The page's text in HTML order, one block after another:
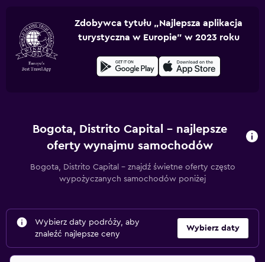
Zdobywca tytułu „Najlepsza aplikacja
turystyczna w Europie” w 2023 roku
Bogota, Distrito Capital – najlepsze
oferty wynajmu samochodów
Bogota, Distrito Capital – znajdź świetne oferty często
wypożyczanych samochodów poniżej
Wybierz daty podróży, aby
znaleźć najlepsze ceny
Wybierz daty